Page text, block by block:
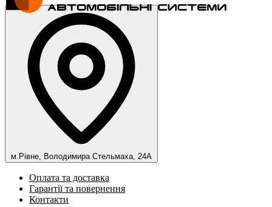
м.Рівне, Володимира Стельмаха, 24А
Оплата та доставка
Гарантії та повернення
Контакти